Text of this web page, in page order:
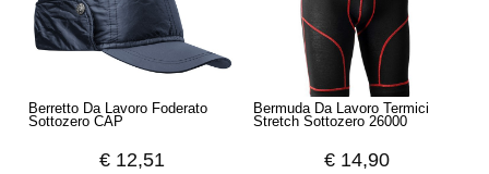
Berretto Da Lavoro Foderato
Sottozero CAP
€ 12,51
Bermuda Da Lavoro Termici
Stretch Sottozero 26000
€ 14,90